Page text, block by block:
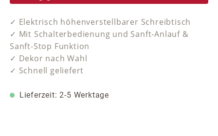
✓ Elektrisch höhenverstellbarer Schreibtisch
✓ Mit Schalterbedienung und Sanft-Anlauf &
Sanft-Stop Funktion
✓ Dekor nach Wahl
✓ Schnell geliefert
Lieferzeit: 2-5 Werktage